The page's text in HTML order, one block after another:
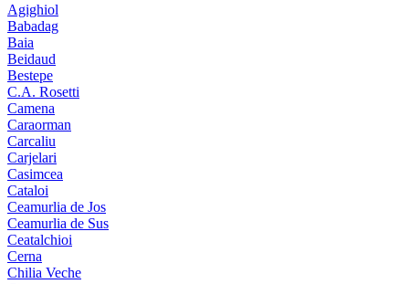
Agighiol
Babadag
Baia
Beidaud
Bestepe
C.A. Rosetti
Camena
Caraorman
Carcaliu
Carjelari
Casimcea
Cataloi
Ceamurlia de Jos
Ceamurlia de Sus
Ceatalchioi
Cerna
Chilia Veche